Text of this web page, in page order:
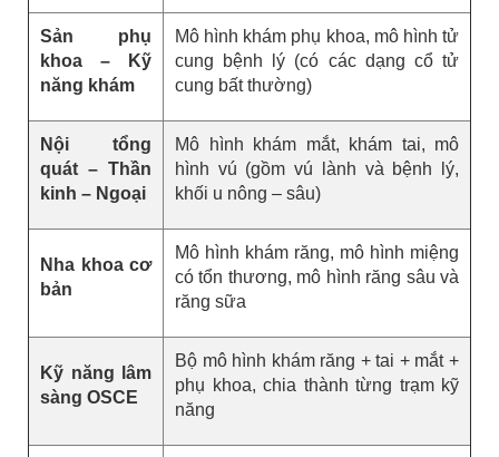
Sản phụ
khoa – Kỹ
năng khám
Mô hình khám phụ khoa, mô hình tử
cung bệnh lý (có các dạng cổ tử
cung bất thường)
Nội tổng
quát – Thần
kinh – Ngoại
Mô hình khám mắt, khám tai, mô
hình vú (gồm vú lành và bệnh lý,
khối u nông – sâu)
Nha khoa cơ
bản
Mô hình khám răng, mô hình miệng
có tổn thương, mô hình răng sâu và
răng sữa
Kỹ năng lâm
sàng OSCE
Bộ mô hình khám răng + tai + mắt +
phụ khoa, chia thành từng trạm kỹ
năng